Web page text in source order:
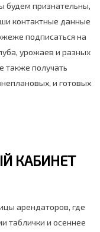
будем признательны,
контактные данные
подписаться на
урожаев и разных
также получать
и готовых
КАБИНЕТ
арендаторов, где
таблички и осеннее